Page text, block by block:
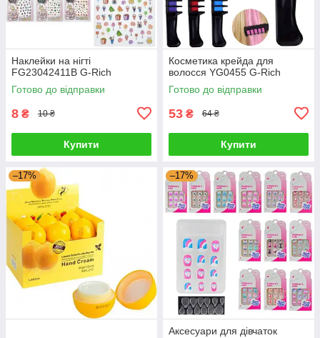
Наклейки на нігті
FG23042411B G-Rich
Готово до відправки
8 ₴ 10 ₴
Купити
Косметика крейда для
волосся YG0455 G-Rich
Готово до відправки
53 ₴ 64 ₴
Купити
–17% –17%
Аксесуари для дівчаток